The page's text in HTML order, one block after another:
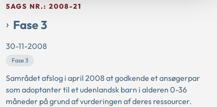
SAGS NR.: 2008-21
Fase 3
30-11-2008
Fase 3
Samrådet afslog i april 2008 at godkende et ansøgerpar
som adoptanter til et udenlandsk barn i alderen 0-36
måneder på grund af vurderingen af deres ressourcer.